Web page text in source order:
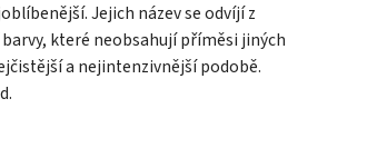
Jejich název se odvíjí z
které neobsahují příměsi jiných
a nejintenzivnější podobě.